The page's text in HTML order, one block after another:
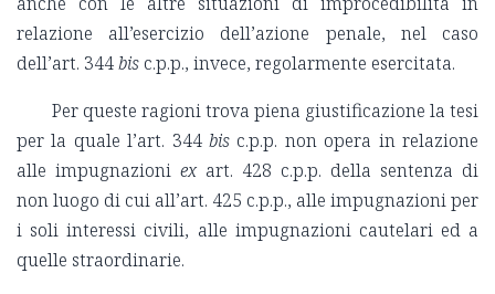
relazione all’esercizio dell’azione penale, nel caso
dell’art. 344bis c.p.p., invece, regolarmente esercitata.
Per queste ragioni trova piena giustificazione la tesi
per la quale l’art. 344 bis c.p.p. non opera in relazione
alle impugnazioni exart. 428 c.p.p. della sentenza di
non luogo di cui all’art. 425 c.p.p., alle impugnazioni per
i soli interessi civili, alle impugnazioni cautelari ed a
quelle straordinarie.